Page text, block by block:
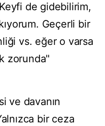
de gidebilirim,
Geçerli bir
vs. eğer o varsa
zorunda"
ve davanın
bir ceza